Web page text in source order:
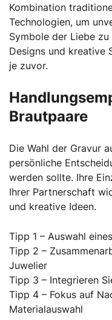
Kombination
Technologien, um
Symbole der Liebe
Designs und kreative
je zuvor.
Brautpaare
Die Wahl der Gravur
persönliche
werden sollte. Ihre
Ihrer Partnerschaft
und kreative Ideen.
Tipp 1 – Auswahl
Tipp 2 –
Juwelier
Tipp 3 – Integrieren
Tipp 4 – Fokus auf
Materialauswahl